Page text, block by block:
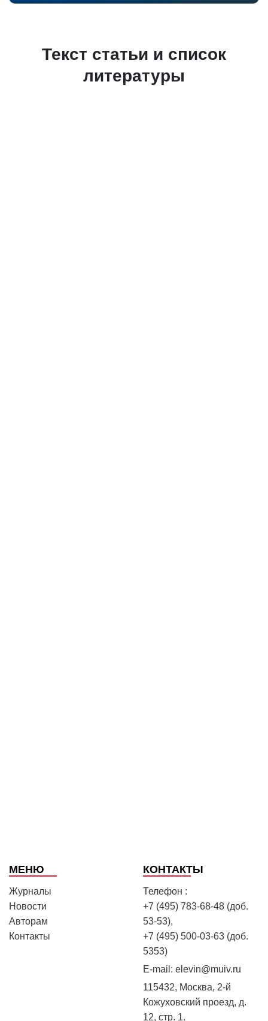
Текст статьи и список
литературы
МЕНЮ
Журналы
Новости
Авторам
Контакты
КОНТАКТЫ
Телефон :
+7 (495) 783-68-48 (доб.
53-53),
+7 (495) 500-03-63 (доб.
5353)
E-mail: elevin@muiv.ru
115432, Москва, 2-й
Кожуховский проезд, д.
12, стр. 1.